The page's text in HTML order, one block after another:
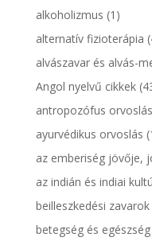
alkoholizmus (1)
alternatív fizioterápia
alvászavar és alvás-
Angol nyelvű cikkek
antropozófus orvoslás
ayurvédikus orvoslás
az emberiség jövője,
az indián és indiai
beilleszkedési zavarok
betegség és egészség